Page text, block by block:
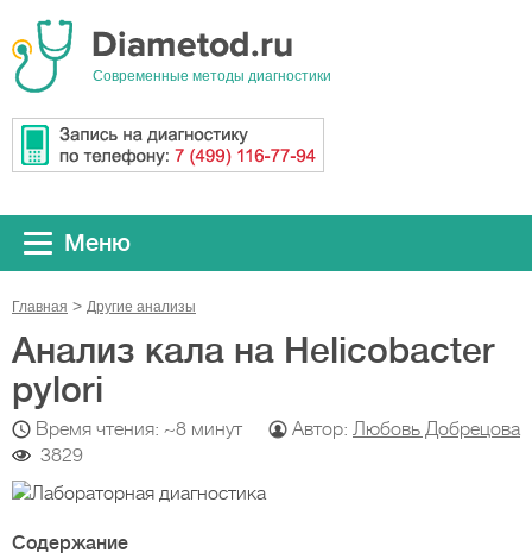
Cовременные методы диагностики
Меню
Главная Другие анализы
Анализ кала на Helicobacter
pylori
Время чтения: ~8 минут Автор: Любовь Добрецова
3829
Содержание